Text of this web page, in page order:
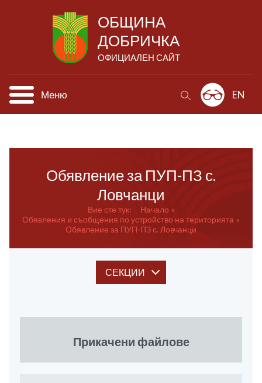
ОБЩИНА
ДОБРИЧКА
ОФИЦИАЛЕН САЙТ
Меню EN
Обявление за ПУП-ПЗ с.
Ловчанци
Вие сте тук:
Начало
Обявления и съобщения по устройство на територията
Обявление за ПУП-ПЗ с. Ловчанци
СЕКЦИИ
Прикачени файлове